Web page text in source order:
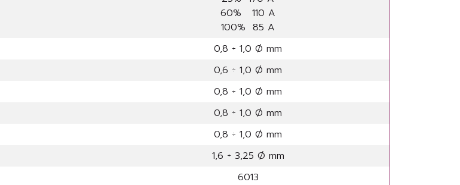
60% 110 A
100% 85 A
0,8 ÷ 1,0 Ø mm
0,6 ÷ 1,0 Ø mm
0,8 ÷ 1,0 Ø mm
0,8 ÷ 1,0 Ø mm
0,8 ÷ 1,0 Ø mm
1,6 ÷ 3,25 Ø mm
6013